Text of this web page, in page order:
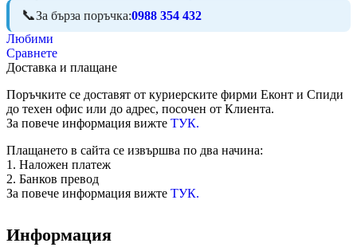
За бърза поръчка:0988 354 432
Любими
Сравнете
Доставка и плащане
Поръчките се доставят от куриерските фирми Еконт и Спиди
до техен офис или до адрес, посочен от Клиента.
За повече информация вижте ТУК.
Плащането в сайта се извършва по два начина:
1. Наложен платеж
2. Банков превод
За повече информация вижте ТУК.
Информация